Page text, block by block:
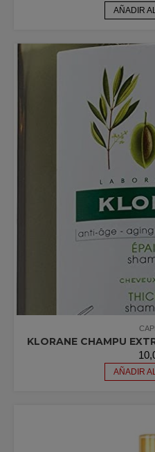
AÑADIR
KLORANE CHAMPU
AÑADIR